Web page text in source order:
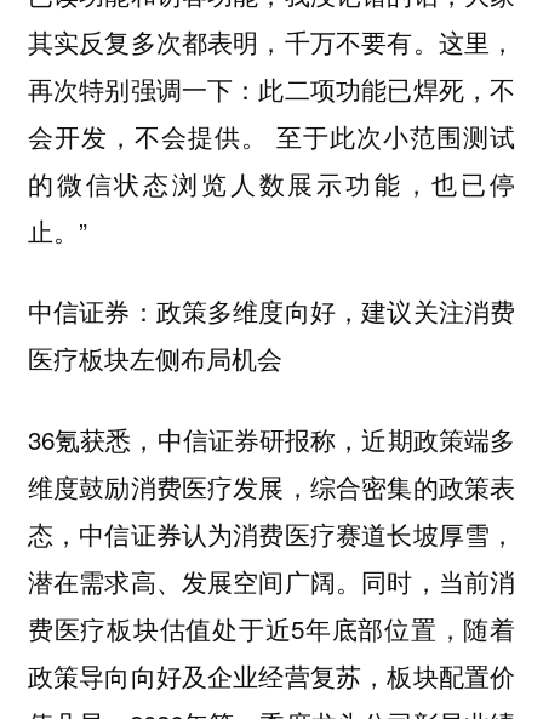
其实反复多次都表明，千万不要有。这里，
再次特别强调一下：此二项功能已焊死，不
会开发，不会提供。 至于此次小范围测试
的微信状态浏览人数展示功能，也已停
止。”
中信证券：政策多维度向好，建议关注消费
医疗板块左侧布局机会
36氪获悉，中信证券研报称，近期政策端多
维度鼓励消费医疗发展，综合密集的政策表
态，中信证券认为消费医疗赛道长坡厚雪，
潜在需求高、发展空间广阔。同时，当前消
费医疗板块估值处于近5年底部位置，随着
政策导向向好及企业经营复苏，板块配置价